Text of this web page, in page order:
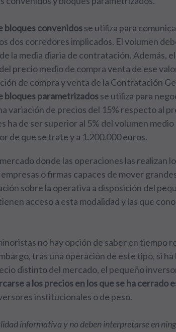
bloques convenidosse utiliza para
dos corredores implicados. El volumen
la media diaria de contratación. Además,
precio medio de compra venta de ese
de compra y venta de la Contratación
bloques parametrizadosse utiliza para
variación de precios del 15% respecto al
ha de ser superior al 5% del volumen
de que se trate y a 1.200.000 euros.
donde las operaciones las realizan
o firmas capaces de mover
sobre la operativa a disposición del
acceso a esta modalidady las que
no hay opción de saber en tiempo
tras una operación de este tipo, si
distinto del mercado, el pequeño
a los precios en los que se ha cerrado
institucionales o de peso.
informativa y no deben interpretarse en